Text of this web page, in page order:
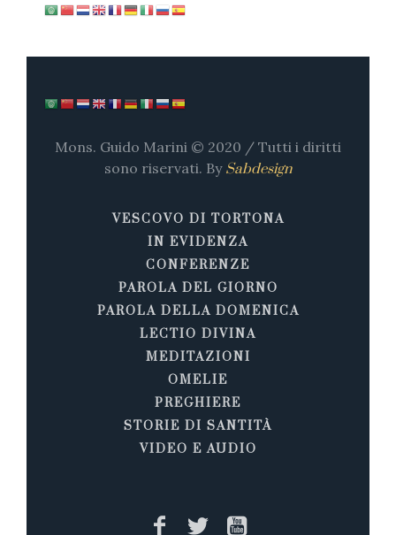
Mons. Guido Marini © 2020 / Tutti i diritti
sono riservati. By Sabdesign
VESCOVO DI TORTONA
IN EVIDENZA
CONFERENZE
PAROLA DEL GIORNO
PAROLA DELLA DOMENICA
LECTIO DIVINA
MEDITAZIONI
OMELIE
PREGHIERE
STORIE DI SANTITÀ
VIDEO E AUDIO